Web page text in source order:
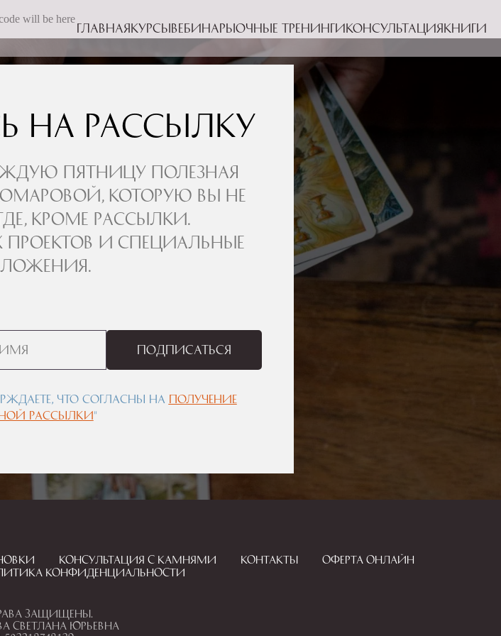
Главная Курсы Вебинары Очные тренинги Консультация Книги
will be here
на рассылку
пятницу полезная
которую вы не
кроме рассылки.
и специальные
Подписаться
что согласны на получение
рассылки"
Консультация с камнями Контакты
Оферта онлайн
конфиденциальности
защищены.
Светлана Юрьевна